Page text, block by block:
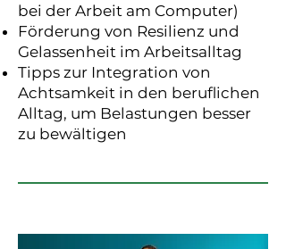
bei der Arbeit am Computer)
Förderung von Resilienz und
Gelassenheit im Arbeitsalltag
Tipps zur Integration von
Achtsamkeit in den beruflichen
Alltag, um Belastungen besser
zu bewältigen